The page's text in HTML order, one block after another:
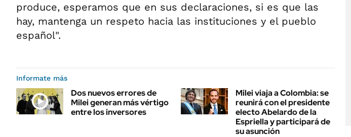
produce, esperamos que en sus declaraciones, si es que las
hay, mantenga un respeto hacia las instituciones y el pueblo
español".
Informate más
Dos nuevos errores de
Milei generan más vértigo
entre los inversores
Milei viaja a Colombia: se
reunirá con el presidente
electo Abelardo de la
Espriella y participará de
su asunción